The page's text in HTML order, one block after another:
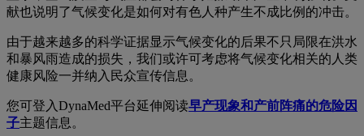
献也说明了气候变化是如何对有色人种产生不成比例的冲击。
由于越来越多的科学证据显示气候变化的后果不只局限在洪水
和暴风雨造成的损失，我们或许可考虑将气候变化相关的人类
健康风险一并纳入民众宣传信息。
您可登入DynaMed平台延伸阅读早产现象和产前阵痛的危险因
子主题信息。